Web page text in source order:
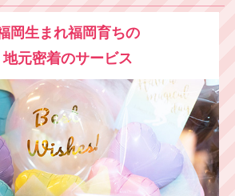
岡生まれ福岡育ちの
地元密着のサービス